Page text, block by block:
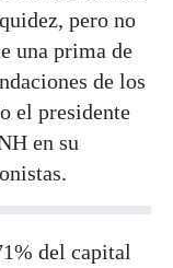
pero no
una prima de
de los
el presidente
en su
del capital